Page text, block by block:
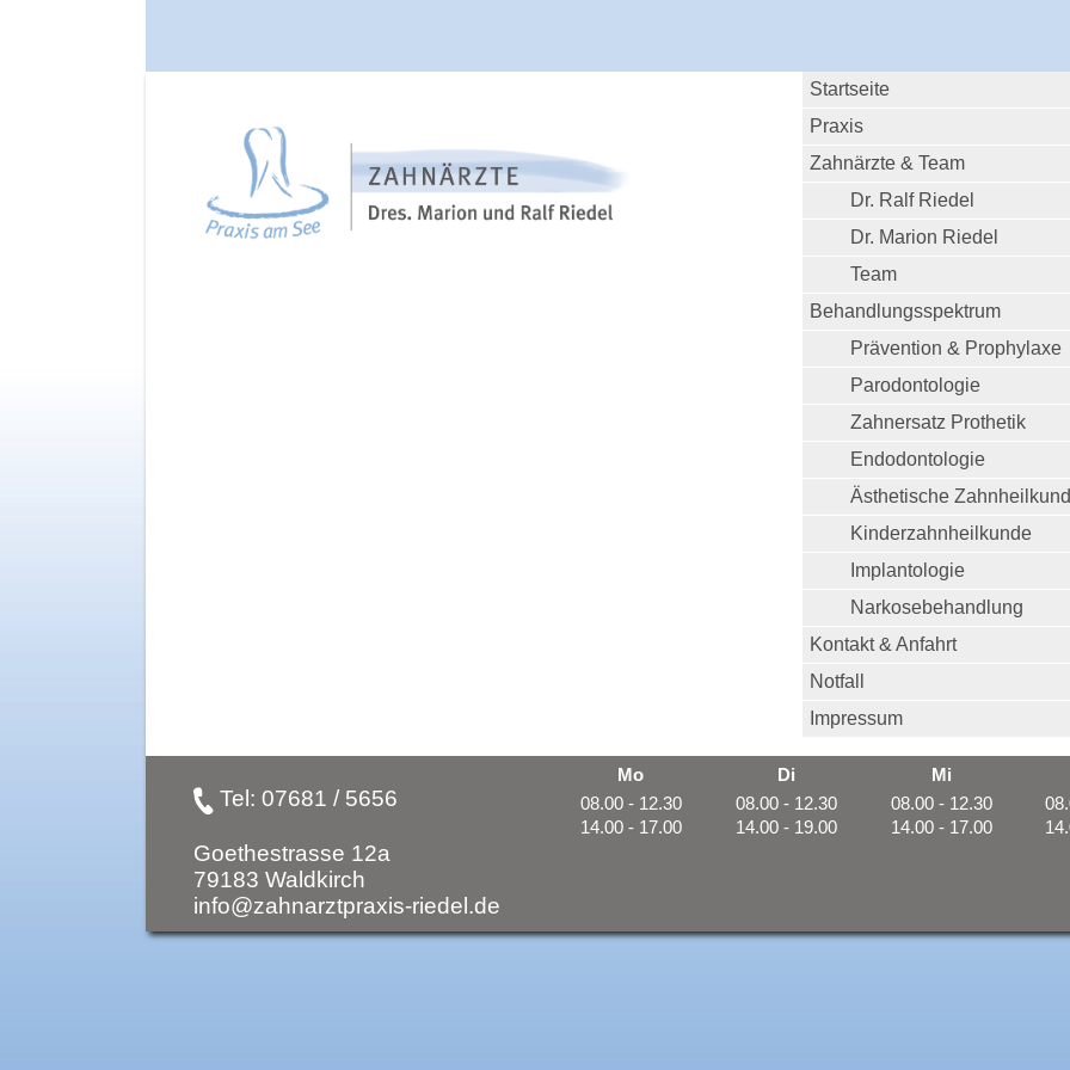
Startseite
Praxis
Zahnärzte & Team
Dr. Ralf Riedel
Dr. Marion Riedel
Team
Behandlungsspektrum
Prävention & Prophylaxe
Parodontologie
Zahnersatz Prothetik
Endodontologie
Ästhetische
Kinderzahnheilkunde
Implantologie
Narkosebehandlung
Kontakt & Anfahrt
Notfall
Impressum
Tel: 07681 / 5656
Goethestrasse 12a
79183 Waldkirch
info@zahnarztpraxis-riedel.de
Mo Di
Mi
08.00 - 12.30
08.00 - 12.30 08.00 - 12.30
14.00 - 17.00
14.00 - 19.00 14.00 - 17.00